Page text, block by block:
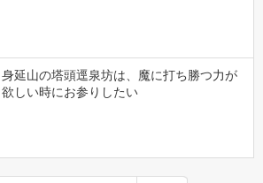
身延山の塔頭逕泉坊は、魔に打ち勝つ力が
欲しい時にお参りしたい